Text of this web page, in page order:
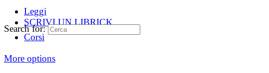
Leggi
SCRIVI UN LIBRICK
Corsi
More options
Search for: